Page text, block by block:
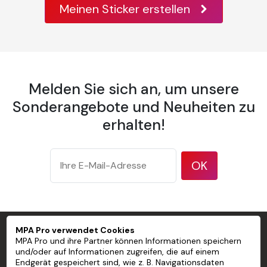
1 Spachtel zum Andrücken
1 Sprühflasche
Personalisierte Tapete PVC-freie
vorgeklebte Wandtapete
Breite einer Bahn 600 mm
Überlappung Stoß an Stoß verlegt
Gewicht 175 g/m² nach ISO 536 Testmethode
Opazität 94 % nach dem TAPPI-Testverfahren T 425
Helligkeit 83 % gemäß ISO 2470 Testmethode.
Meinen Sticker erstellen
Melden Sie sich an, um unsere
Sonderangebote und Neuheiten zu
erhalten!
OK
MPA PRO SPEZIALIST FÜR PROFESSIONELLE
MARKIERUNGEN
MPA Pro verwendet Cookies
MPA Pro und ihre Partner können Informationen speichern
und/oder auf Informationen zugreifen, die auf einem
Endgerät gespeichert sind, wie z. B. Navigationsdaten